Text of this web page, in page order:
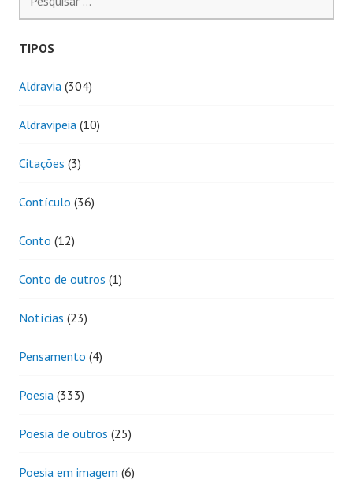
por:
TIPOS
Aldravia (304)
Aldravipeia (10)
Citações (3)
Contículo (36)
Conto (12)
Conto de outros (1)
Notícias (23)
Pensamento (4)
Poesia (333)
Poesia de outros (25)
Poesia em imagem (6)